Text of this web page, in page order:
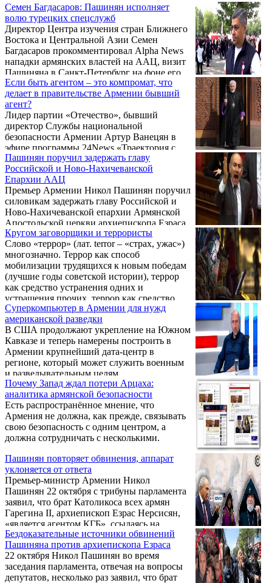
Фидан.
Семен Багдасаров: Пашинян исполняет
волю турецких спецслужб
Директор Центра изучения стран Ближнего
Востока и Центральной Азии Семен
Багдасаров прокомментировал Alpha News
нападки армянских властей на ААЦ, визит
Пашиняна в Санкт-Петербург на фоне его
антироссийских заявлений, отсутствие
президента Алиева, жесткое заявление
советника Верховного лидера Ирана Али
Акбара Велаяти на встрече с послом
Армении про «Маршрут Трампа», а также
могут ли переговоры США и России по
Украине в Майами повлиять на регион
Южного Кавказа.
Если быть агентом – это компромат, что
делает в правительстве Армении бывший
агент?
Лидер партии «Отечество», бывший
директор Службы национальной
безопасности Армении Артур Ванецян в
эфире программы 24News «Траектория с
Нареком Галстяном» прокомментировал
заявление Никола Пашиняна о том, что
«епископ Езрас — агент КГБ, разве это не
самый большой компромат».
Пашинян поручил задержать главу
Российской и Ново-Нахичеванской
Епархии ААЦ
Премьер Армении Никол Пашинян поручил
силовикам задержать главу Российской и
Ново-Нахичеванской епархии Армянской
Апостольской церкви архиепископа Езраса
Нерсисяна (в миру — Мкртич Нерсисян),
родного брата Католикоса всех армян
Гарегина II, по его прибытии в Армению.
Об этом сообщает газета «Жоховурд» со
ссылкой на источники.
Кругом заговорщики и террористы
Слово «террор» (лат. terror – «страх, ужас»)
многозначно. Террор как способ
мобилизации трудящихся к новым победам
(лучшие годы советской истории), террор
как средство устранения одних и
устрашения прочих, террор как средство
устрашения всего общества; наконец,
устрашение всего общества путем
приписывания террористических
намерений политическим оппонентам.
Пашинян активно использует террор во
всех значениях, кроме первого.
Суперкомпьютер в Армении для нужд
американской разведки
В США продолжают укрепление на Южном
Кавказе и теперь намерены построить в
Армении крупнейший дата-центр в
регионе, который может служить военным
и разведывательным целям.
Почему Запад ждал потери Арцаха:
аналитика армянской безопасности
Есть распространённое мнение, что
Армения не должна, как прежде, связывать
свою безопасность с одним центром, а
должна сотрудничать с несколькими.
Пашинян повторяет обвинения, аппарат
уклоняется от ответа
Премьер-министр Армении Никол
Пашинян 22 октября с трибуны парламента
заявил, что брат Католикоса всех армян
Гарегина II, архиепископ Езрас Нерсисян,
«является агентом КГБ», ссылаясь на
«появившуюся в СМИ информацию».
Бездоказательные источники обвинений
Пашиняна против архиепископа Езраса
22 октября Никол Пашинян во время
заседания парламента, отвечая на вопросы
депутатов, несколько раз заявил, что брат